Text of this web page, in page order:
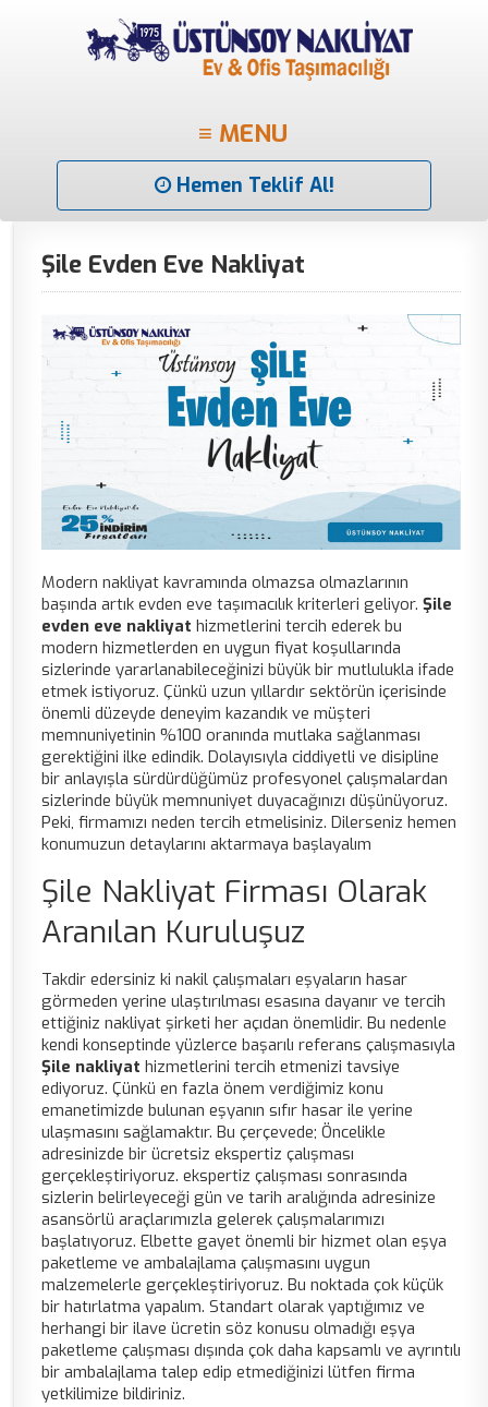
≡ MENU
Hemen Teklif Al!
Şile Evden Eve Nakliyat
Modern nakliyat kavramında olmazsa olmazlarının
başında artık evden eve taşımacılık kriterleri geliyor. Şile
evden eve nakliyat hizmetlerini tercih ederek bu
modern hizmetlerden en uygun fiyat koşullarında
sizlerinde yararlanabileceğinizi büyük bir mutlulukla ifade
etmek istiyoruz. Çünkü uzun yıllardır sektörün içerisinde
önemli düzeyde deneyim kazandık ve müşteri
memnuniyetinin %100 oranında mutlaka sağlanması
gerektiğini ilke edindik. Dolayısıyla ciddiyetli ve disipline
bir anlayışla sürdürdüğümüz profesyonel çalışmalardan
sizlerinde büyük memnuniyet duyacağınızı düşünüyoruz.
Peki, firmamızı neden tercih etmelisiniz. Dilerseniz hemen
konumuzun detaylarını aktarmaya başlayalım
Şile Nakliyat Firması Olarak
Aranılan Kuruluşuz
Takdir edersiniz ki nakil çalışmaları eşyaların hasar
görmeden yerine ulaştırılması esasına dayanır ve tercih
ettiğiniz nakliyat şirketi her açıdan önemlidir. Bu nedenle
kendi konseptinde yüzlerce başarılı referans çalışmasıyla
Şile nakliyat hizmetlerini tercih etmenizi tavsiye
ediyoruz. Çünkü en fazla önem verdiğimiz konu
emanetimizde bulunan eşyanın sıfır hasar ile yerine
ulaşmasını sağlamaktır. Bu çerçevede; Öncelikle
adresinizde bir ücretsiz ekspertiz çalışması
gerçekleştiriyoruz. ekspertiz çalışması sonrasında
sizlerin belirleyeceği gün ve tarih aralığında adresinize
asansörlü araçlarımızla gelerek çalışmalarımızı
başlatıyoruz. Elbette gayet önemli bir hizmet olan eşya
paketleme ve ambalajlama çalışmasını uygun
malzemelerle gerçekleştiriyoruz. Bu noktada çok küçük
bir hatırlatma yapalım. Standart olarak yaptığımız ve
herhangi bir ilave ücretin söz konusu olmadığı eşya
paketleme çalışması dışında çok daha kapsamlı ve ayrıntılı
bir ambalajlama talep edip etmediğinizi lütfen firma
yetkilimize bildiriniz.